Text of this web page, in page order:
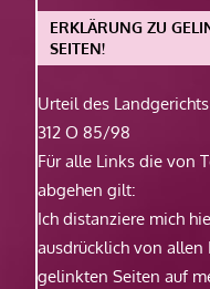
ERKLÄRUNG ZU
SEITEN!
Urteil des
312 O 85/98
Für alle Links die von
abgehen gilt:
Ich distanziere mich
ausdrücklich von allen
gelinkten Seiten auf